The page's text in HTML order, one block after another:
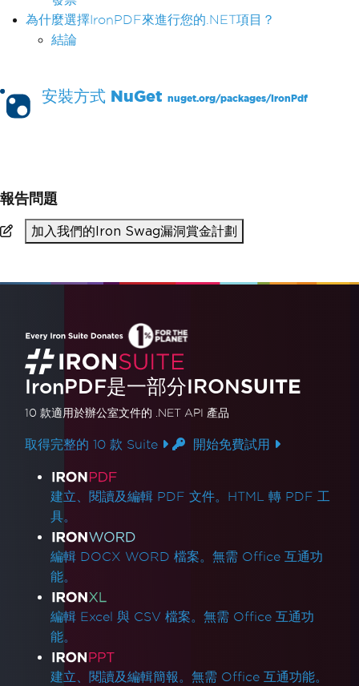
為什麼選擇IronPDF來進行您的.NET項目？
結論
安裝方式 NuGet nuget.org/packages/IronPdf
報告問題
加入我們的Iron Swag漏洞賞金計劃
IronPDF是一部分IRONSUITE
10 款適用於辦公室文件的 .NET API 產品
取得完整的 10 款 Suite 開始免費試用
產品連結
建立、閱讀及編輯 PDF 文件。HTML 轉 PDF 工
具。
編輯 DOCX WORD 檔案。無需 Office 互通功
能。
編輯 Excel 與 CSV 檔案。無需 Office 互通功
能。
建立、閱讀及編輯簡報。無需 Office 互通功能。